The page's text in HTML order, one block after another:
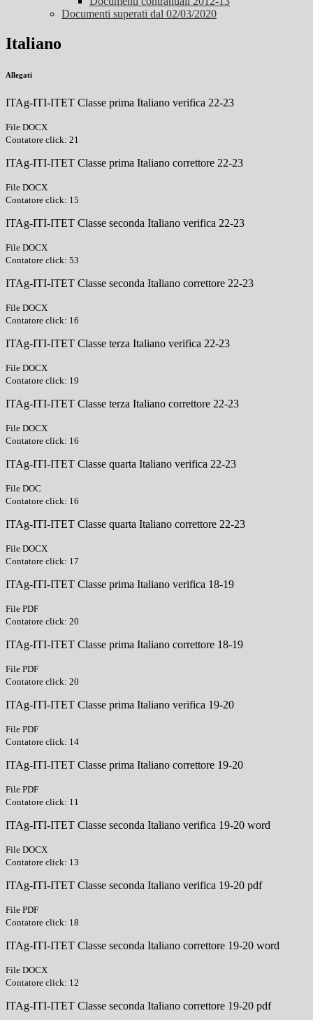
Documenti superati dal 02/03/2020
Italiano
Allegati
ITAg-ITI-ITET Classe prima Italiano verifica 22-23
File DOCX
Contatore click: 21
ITAg-ITI-ITET Classe prima Italiano correttore 22-23
File DOCX
Contatore click: 15
ITAg-ITI-ITET Classe seconda Italiano verifica 22-23
File DOCX
Contatore click: 53
ITAg-ITI-ITET Classe seconda Italiano correttore 22-23
File DOCX
Contatore click: 16
ITAg-ITI-ITET Classe terza Italiano verifica 22-23
File DOCX
Contatore click: 19
ITAg-ITI-ITET Classe terza Italiano correttore 22-23
File DOCX
Contatore click: 16
ITAg-ITI-ITET Classe quarta Italiano verifica 22-23
File DOC
Contatore click: 16
ITAg-ITI-ITET Classe quarta Italiano correttore 22-23
File DOCX
Contatore click: 17
ITAg-ITI-ITET Classe prima Italiano verifica 18-19
File PDF
Contatore click: 20
ITAg-ITI-ITET Classe prima Italiano correttore 18-19
File PDF
Contatore click: 20
ITAg-ITI-ITET Classe prima Italiano verifica 19-20
File PDF
Contatore click: 14
ITAg-ITI-ITET Classe prima Italiano correttore 19-20
File PDF
Contatore click: 11
ITAg-ITI-ITET Classe seconda Italiano verifica 19-20 word
File DOCX
Contatore click: 13
ITAg-ITI-ITET Classe seconda Italiano verifica 19-20 pdf
File PDF
Contatore click: 18
ITAg-ITI-ITET Classe seconda Italiano correttore 19-20 word
File DOCX
Contatore click: 12
ITAg-ITI-ITET Classe seconda Italiano correttore 19-20 pdf